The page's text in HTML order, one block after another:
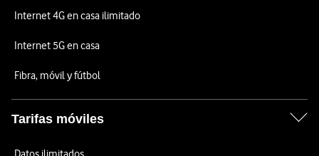
Internet 4G en casa ilimitado
Internet 5G en casa
Fibra, móvil y fútbol
Tarifas móviles